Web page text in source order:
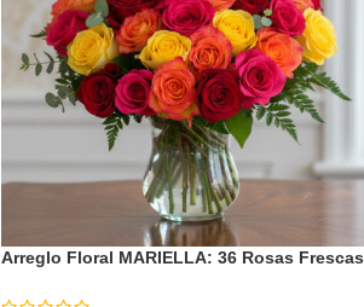
Arreglo Floral MARIELLA: 36 Rosas Frescas